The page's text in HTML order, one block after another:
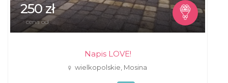
250 zł
cena od
Napis LOVE!
wielkopolskie, Mosina